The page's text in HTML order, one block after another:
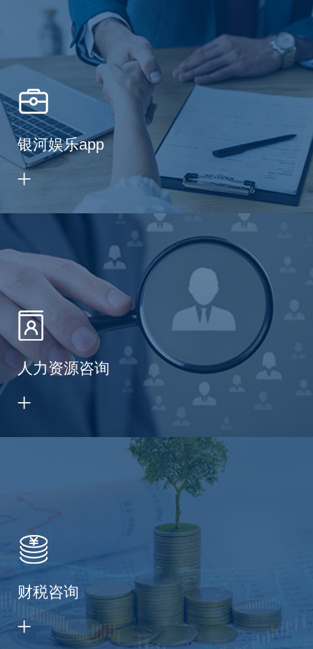
银河娱乐app
人力资源咨询
财税咨询